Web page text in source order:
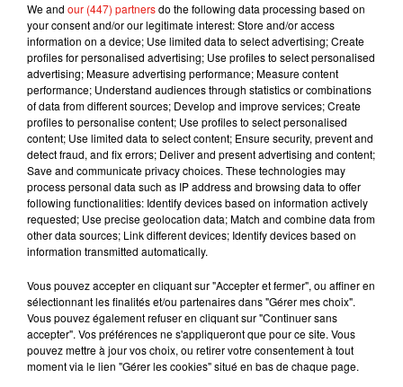
7 août 2026
Julien Lieb s’essaye à la vie de chatelain
dans son nouveau clip
7 août 2026
Madonna sort enfin le remix de « Love
Sensation » avec Kylie Minogue
7 août 2026
Tayc et Didi B dévoilent le single le plus
Angèle et Amélie Lens dévoilent leur
We and our (447) partnersdo the following data processing based on
your consent and/or our legitimate interest: Store and/or access
information on a device; Use limited data to select advertising; Create
profiles for personalised advertising; Use profiles to select personalised
advertising; Measure advertising performance; Measure content
performance; Understand audiences through statistics or combinations
of data from different sources; Develop and improve services; Create
profiles to personalise content; Use profiles to select personalised
content; Use limited data to select content; Ensure security, prevent and
detect fraud, and fix errors; Deliver and present advertising and content;
Save and communicate privacy choices. These technologies may
process personal data such as IP address and browsing data to offer
following functionalities: Identify devices based on information actively
requested; Use precise geolocation data; Match and combine data from
other data sources; Link different devices; Identify devices based on
information transmitted automatically.
Vous pouvez accepter en cliquant sur "Accepter et fermer", ou affiner en
sélectionnant les finalités et/ou partenaires dans "Gérer mes choix".
Vous pouvez également refuser en cliquant sur "Continuer sans
accepter". Vos préférences ne s'appliqueront que pour ce site. Vous
pouvez mettre à jour vos choix, ou retirer votre consentement à tout
moment via le lien "Gérer les cookies" situé en bas de chaque page.